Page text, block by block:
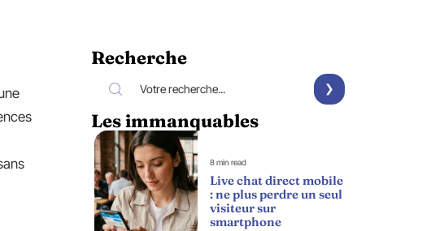
Recherche
Les immanquables
8 min read
Live chat direct mobile
: ne plus perdre un seul
visiteur sur
smartphone